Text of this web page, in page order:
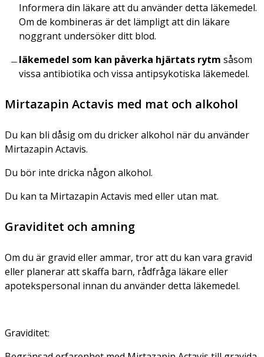
Informera din läkare att du använder detta läkemedel.
Om de kombineras är det lämpligt att din läkare
noggrant undersöker ditt blod.
läkemedel som kan påverka hjärtats rytm såsom
vissa antibiotika och vissa antipsykotiska läkemedel.
Mirtazapin Actavis med mat och alkohol
Du kan bli dåsig om du dricker alkohol när du använder
Mirtazapin Actavis.
Du bör inte dricka någon alkohol.
Du kan ta Mirtazapin Actavis med eller utan mat.
Graviditet och amning
Om du är gravid eller ammar, tror att du kan vara gravid
eller planerar att skaffa barn, rådfråga läkare eller
apotekspersonal innan du använder detta läkemedel.
Graviditet: